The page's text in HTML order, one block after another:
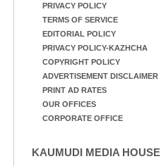
PRIVACY POLICY
TERMS OF SERVICE
EDITORIAL POLICY
PRIVACY POLICY-KAZHCHA
COPYRIGHT POLICY
ADVERTISEMENT DISCLAIMER
PRINT AD RATES
OUR OFFICES
CORPORATE OFFICE
KAUMUDI MEDIA HOUSE